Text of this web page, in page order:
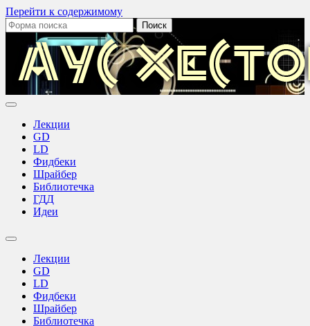
Перейти к содержимому
Поиск:
Аус
Лекции
GD
LD
Фидбеки
Шрайбер
Библиотечка
ГДД
Идеи
Переключить
поискаЛекции
GD
LD
Фидбеки
Шрайбер
Библиотечка